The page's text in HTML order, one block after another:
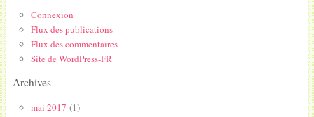
Connexion
Flux des publications
Flux des commentaires
Site de WordPress-FR
Archives
mai 2017 (1)